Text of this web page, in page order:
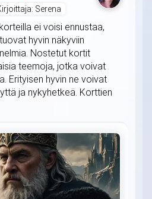
Serena
ei voisi ennustaa,
hyvin näkyviin
Nostetut kortit
teemoja, jotka voivat
Erityisen hyvin ne voivat
ja nykyhetkeä. Korttien